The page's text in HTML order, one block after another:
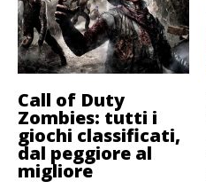
Call of Duty
Zombies: tutti i
giochi classificati,
dal peggiore al
migliore